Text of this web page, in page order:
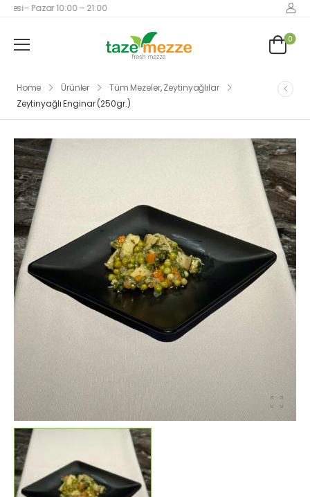
Pazar 10:00 – 21:00
0
Home Ürünler Tüm Mezeler,Zeytinyağlılar
Zeytinyağlı Enginar (250gr.)